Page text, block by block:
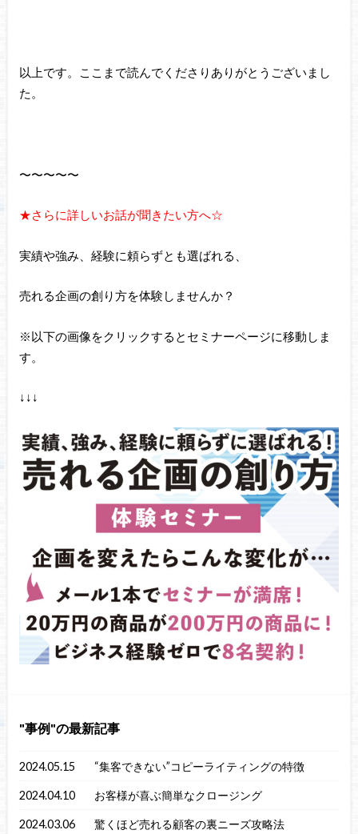
以上です。ここまで読んでくださりありがとうございまし
た。
〜〜〜〜〜
★さらに詳しいお話が聞きたい方へ☆
実績や強み、経験に頼らずとも選ばれる、
売れる企画の創り方を体験しませんか？
※以下の画像をクリックするとセミナーページに移動しま
す。
↓↓↓
事例 の最新記事
2024.05.15 “集客できない”コピーライティングの特徴
2024.04.10 お客様が喜ぶ簡単なクロージング
2024.03.06 驚くほど売れる顧客の裏ニーズ攻略法